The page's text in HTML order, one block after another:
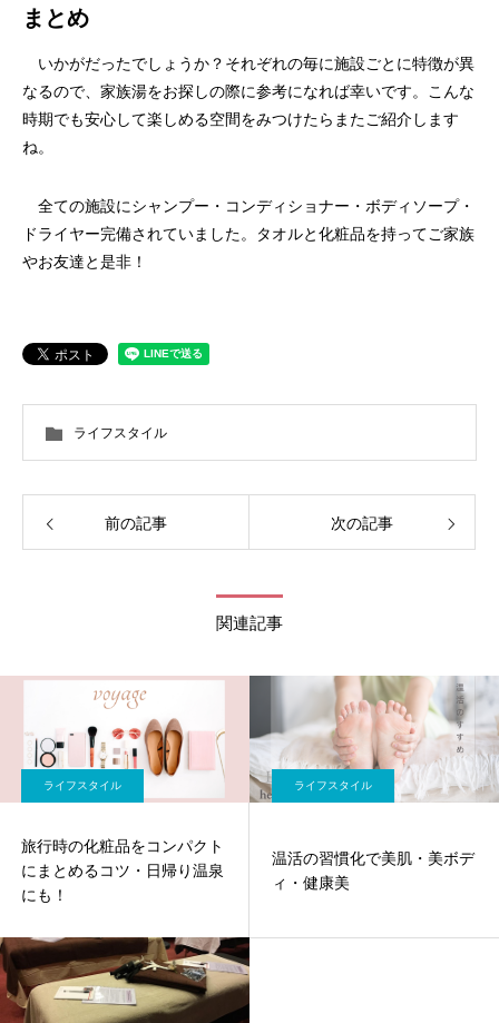
まとめ
いかがだったでしょうか？それぞれの毎に施設ごとに特徴が異
なるので、家族湯をお探しの際に参考になれば幸いです。こんな
時期でも安心して楽しめる空間をみつけたらまたご紹介します
ね。
全ての施設にシャンプー・コンディショナー・ボディソープ・
ドライヤー完備されていました。タオルと化粧品を持ってご家族
やお友達と是非！
ライフスタイル
前の記事 次の記事
関連記事
ライフスタイル
旅行時の化粧品をコンパクト
にまとめるコツ・日帰り温泉
にも！
ライフスタイル
温活の習慣化で美肌・美ボデ
ィ・健康美